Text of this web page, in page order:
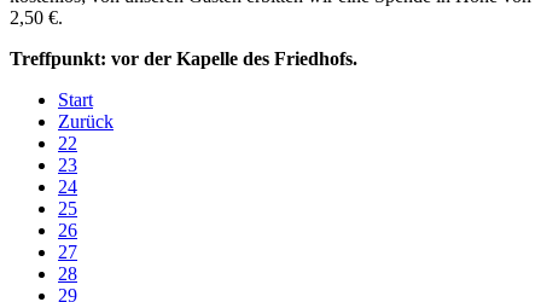
2,50 €.
Treffpunkt: vor der Kapelle des Friedhofs.
Start
Zurück
22
23
24
25
26
27
28
29